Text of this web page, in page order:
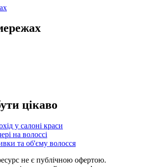
цікаво
у салоні краси
на волоссі
та об'єму волосся
не є публічною офертою.